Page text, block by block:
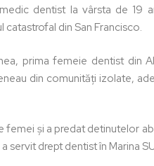
dentist la vârsta de 19
din San Francisco.
prima femeie dentist din
din comunități izolate,
femei și a predat detinutelor
servit drept dentist în Marina